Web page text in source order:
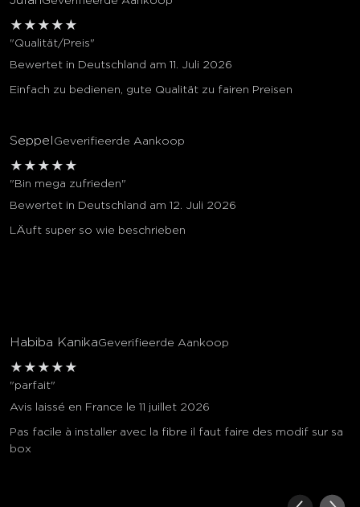
★ ★ ★ ★ ★
"Qualität/Preis"
Bewertet in Deutschland am 11. Juli 2026
Einfach zu bedienen, gute Qualität zu fairen Preisen
Seppel Geverifieerde Aankoop
★ ★ ★ ★ ★
"Bin mega zufrieden"
Bewertet in Deutschland am 12. Juli 2026
LÄuft super so wie beschrieben
Habiba KanikaGeverifieerde Aankoop
★ ★ ★ ★ ★
"parfait"
Avis laissé en France le 11 juillet 2026
Pas facile à installer avec la fibre il faut faire des modif sur sa
box